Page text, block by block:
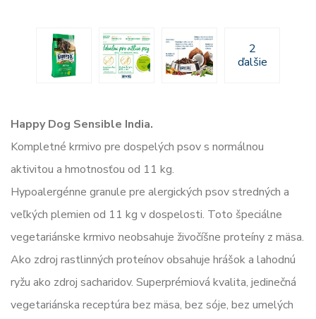
2
ďalšie
Happy Dog Sensible India.
Kompletné krmivo pre dospelých psov s normálnou
aktivitou a hmotnosťou od 11 kg.
Hypoalergénne granule pre alergických psov stredných a
veľkých plemien od 11 kg v dospelosti. Toto špeciálne
vegetariánske krmivo neobsahuje živočíšne proteíny z mäsa.
Ako zdroj rastlinných proteínov obsahuje hrášok a lahodnú
ryžu ako zdroj sacharidov. Superprémiová kvalita, jedinečná
vegetariánska receptúra bez mäsa, bez sóje, bez umelých